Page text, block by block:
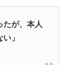
たが、本人
」